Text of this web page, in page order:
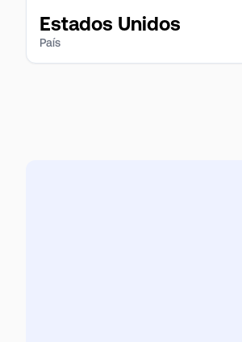
Estados Unidos
País